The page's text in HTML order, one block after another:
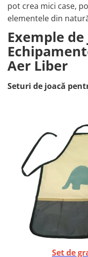
pot crea mici case,
elementele din
Exemple
Aer Liber
Seturi de joacă
Set de